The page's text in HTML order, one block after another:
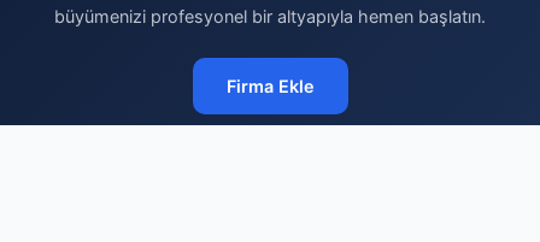
büyümenizi profesyonel bir altyapıyla hemen başlatın.
Firma Ekle